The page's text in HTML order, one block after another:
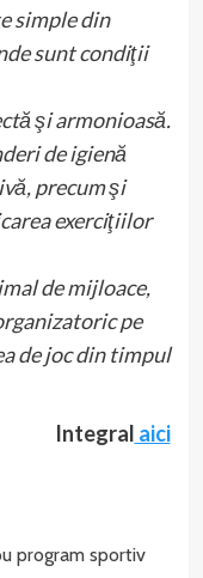
simple din
sunt condiţii
şi armonioasă.
de igienă
precum şi
exerciţiilor
de mijloace,
pe
de joc din timpul
Integral aici
program sportiv